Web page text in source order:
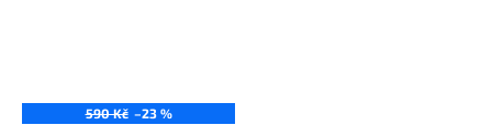
590 Kč –23 %